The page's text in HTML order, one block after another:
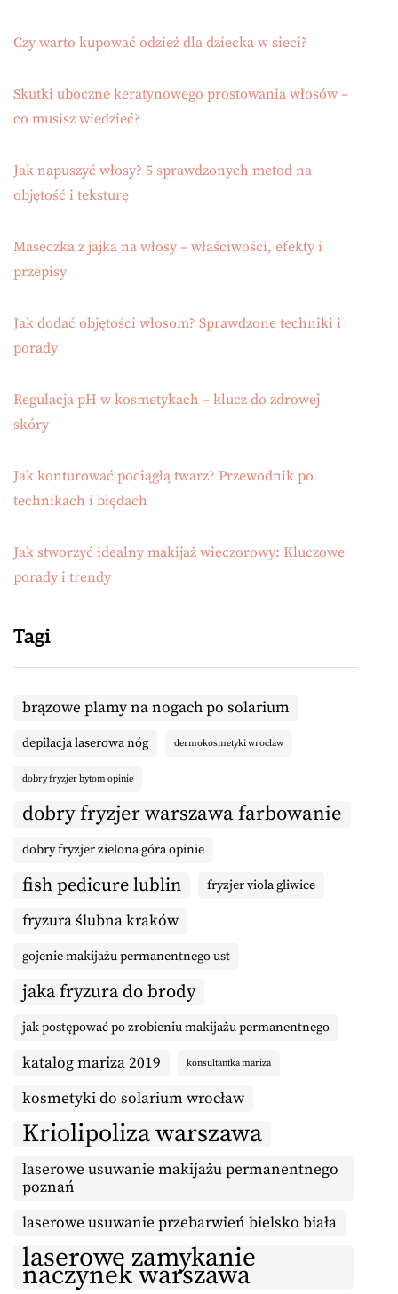
Czy warto kupować odzież dla dziecka w sieci?
Skutki uboczne keratynowego prostowania włosów –
co musisz wiedzieć?
Jak napuszyć włosy? 5 sprawdzonych metod na
objętość i teksturę
Maseczka z jajka na włosy – właściwości, efekty i
przepisy
Jak dodać objętości włosom? Sprawdzone techniki i
porady
Regulacja pH w kosmetykach – klucz do zdrowej
skóry
Jak konturować pociągłą twarz? Przewodnik po
technikach i błędach
Jak stworzyć idealny makijaż wieczorowy: Kluczowe
porady i trendy
Tagi
brązowe plamy na nogach po solarium
depilacja laserowa nóg dermokosmetyki wrocław
dobry fryzjer bytom opinie
dobry fryzjer warszawa farbowanie
dobry fryzjer zielona góra opinie
fish pedicure lublin fryzjer viola gliwice
fryzura ślubna kraków
gojenie makijażu permanentnego ust
jaka fryzura do brody
jak postępować po zrobieniu makijażu permanentnego
katalog mariza 2019 konsultantka mariza
kosmetyki do solarium wrocław
Kriolipoliza warszawa
laserowe usuwanie makijażu permanentnego
poznań
laserowe usuwanie przebarwień bielsko biała
laserowe zamykanie
naczynek warszawa